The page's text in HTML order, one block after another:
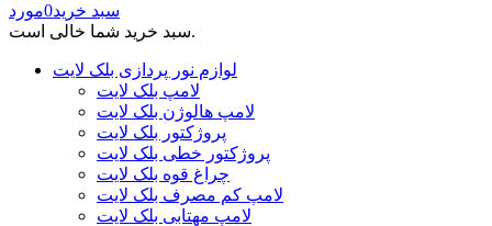
سبد خرید0مورد
سبد خرید شما خالی است.
لوازم نور پردازی بلک لایت
لامپ بلک لایت
لامپ هالوژن بلک لایت
پروژکتور بلک لایت
پروژکتور خطی بلک لایت
چراغ قوه بلک لایت
لامپ کم مصرف بلک لایت
لامپ مهتابی بلک لایت